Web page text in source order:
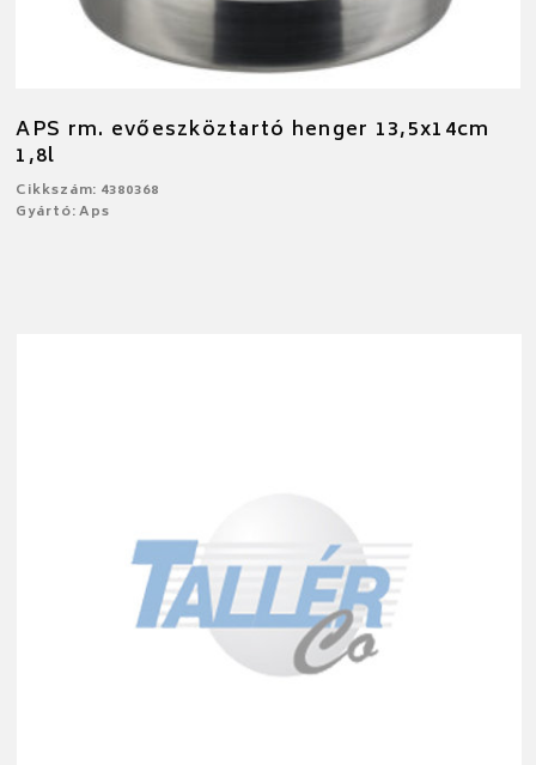
APS rm. evőeszköztartó henger 13,5x14cm
1,8l
Cikkszám: 4380368
Gyártó: Aps